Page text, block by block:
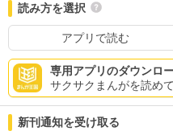
読み方を選択
アプリで読む
専用アプリのダウンロ
サクサクまんがを読め
新刊通知を受け取る